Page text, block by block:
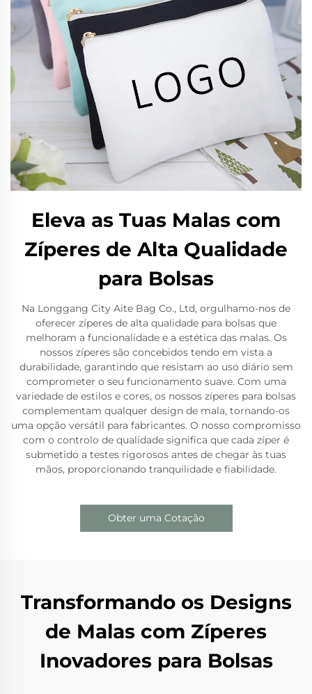
Eleva as Tuas Malas com
Zíperes de Alta Qualidade
para Bolsas
Na Longgang City Aite Bag Co., Ltd, orgulhamo-nos de
oferecer zíperes de alta qualidade para bolsas que
melhoram a funcionalidade e a estética das malas. Os
nossos zíperes são concebidos tendo em vista a
durabilidade, garantindo que resistam ao uso diário sem
comprometer o seu funcionamento suave. Com uma
variedade de estilos e cores, os nossos zíperes para bolsas
complementam qualquer design de mala, tornando-os
uma opção versátil para fabricantes. O nosso compromisso
com o controlo de qualidade significa que cada zíper é
submetido a testes rigorosos antes de chegar às tuas
mãos, proporcionando tranquilidade e fiabilidade.
Obter uma Cotação
Transformando os Designs
de Malas com Zíperes
Inovadores para Bolsas